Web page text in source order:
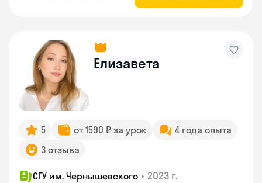
Елизавета
5 от 1590 ₽ за урок
4 года опыта
3 отзыва
СГУ им. Чернышевского • 2023 г.